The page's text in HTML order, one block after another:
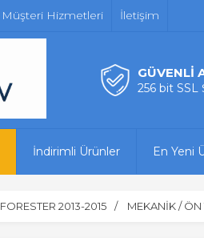
Müşteri Hizmetleri İletişim
GÜVENLİ
256 bit SSL
İndirimli Ürünler En Yeni
FORESTER 2013-2015 MEKANİK / ÖN